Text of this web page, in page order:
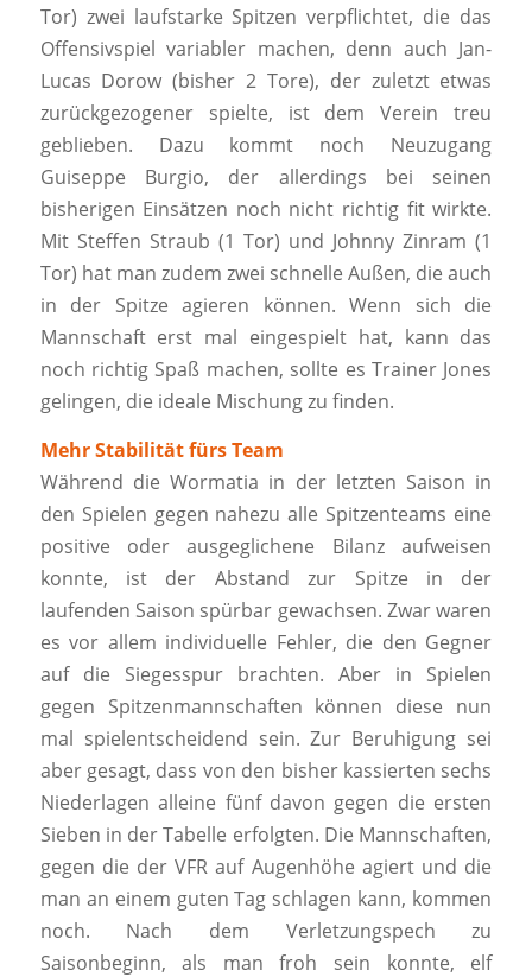
Tor) zwei laufstarke Spitzen verpflichtet, die das
Offensivspiel variabler machen, denn auch Jan-
Lucas Dorow (bisher 2 Tore), der zuletzt etwas
zurückgezogener spielte, ist dem Verein treu
geblieben. Dazu kommt noch Neuzugang
Guiseppe Burgio, der allerdings bei seinen
bisherigen Einsätzen noch nicht richtig fit wirkte.
Mit Steffen Straub (1 Tor) und Johnny Zinram (1
Tor) hat man zudem zwei schnelle Außen, die auch
in der Spitze agieren können. Wenn sich die
Mannschaft erst mal eingespielt hat, kann das
noch richtig Spaß machen, sollte es Trainer Jones
gelingen, die ideale Mischung zu finden.
Mehr Stabilität fürs Team
Während die Wormatia in der letzten Saison in
den Spielen gegen nahezu alle Spitzenteams eine
positive oder ausgeglichene Bilanz aufweisen
konnte, ist der Abstand zur Spitze in der
laufenden Saison spürbar gewachsen. Zwar waren
es vor allem individuelle Fehler, die den Gegner
auf die Siegesspur brachten. Aber in Spielen
gegen Spitzenmannschaften können diese nun
mal spielentscheidend sein. Zur Beruhigung sei
aber gesagt, dass von den bisher kassierten sechs
Niederlagen alleine fünf davon gegen die ersten
Sieben in der Tabelle erfolgten. Die Mannschaften,
gegen die der VFR auf Augenhöhe agiert und die
man an einem guten Tag schlagen kann, kommen
noch. Nach dem Verletzungspech zu
Saisonbeginn, als man froh sein konnte, elf